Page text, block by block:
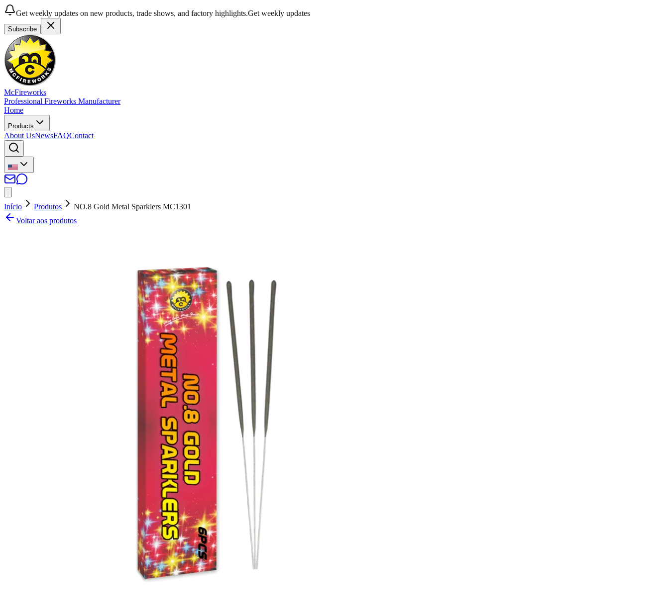
Get weekly updates on new products, trade shows, and factory highlights.Get weekly updates
Subscribe
McFireworks
Professional Fireworks Manufacturer
Home
Products
About UsNewsFAQContact
Início Produtos
NO.8 Gold Metal Sparklers MC1301
Voltar aos produtos